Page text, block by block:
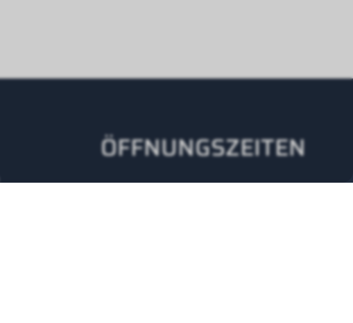
ÖFFNUNGSZEITEN